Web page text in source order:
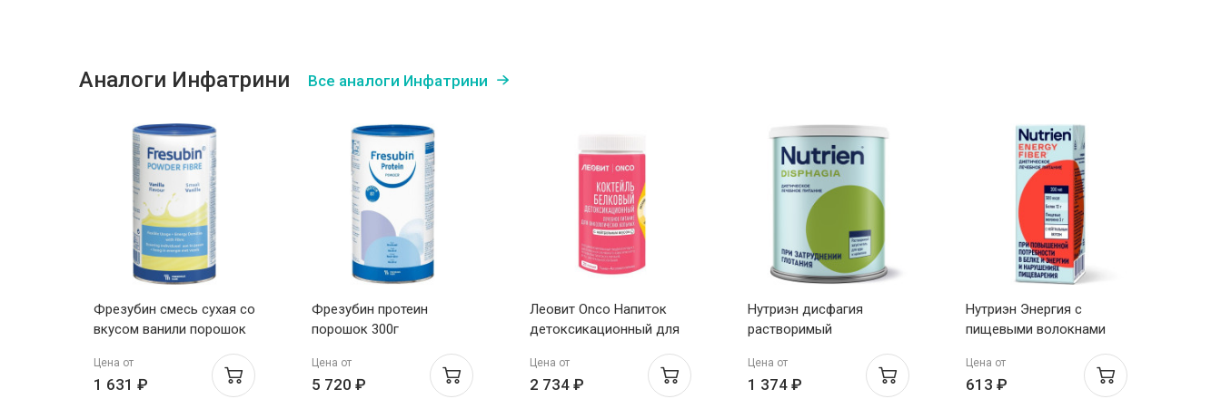
Аналоги Инфатрини Все аналоги Инфатрини
Фрезубин смесь сухая со
вкусом ванили порошок
Цена от
1 631 ₽
Фрезубин протеин
порошок 300г
Цена от
5 720 ₽
Леовит Onco Напиток
детоксикационный для
с нейтральным вкусом
400г
Цена от
2 734 ₽
Нутриэн дисфагия
растворимый
напитков 370г
Цена от
1 374 ₽
Нутриэн Энергия с
пищевыми волокнами
N1
Цена от
613 ₽